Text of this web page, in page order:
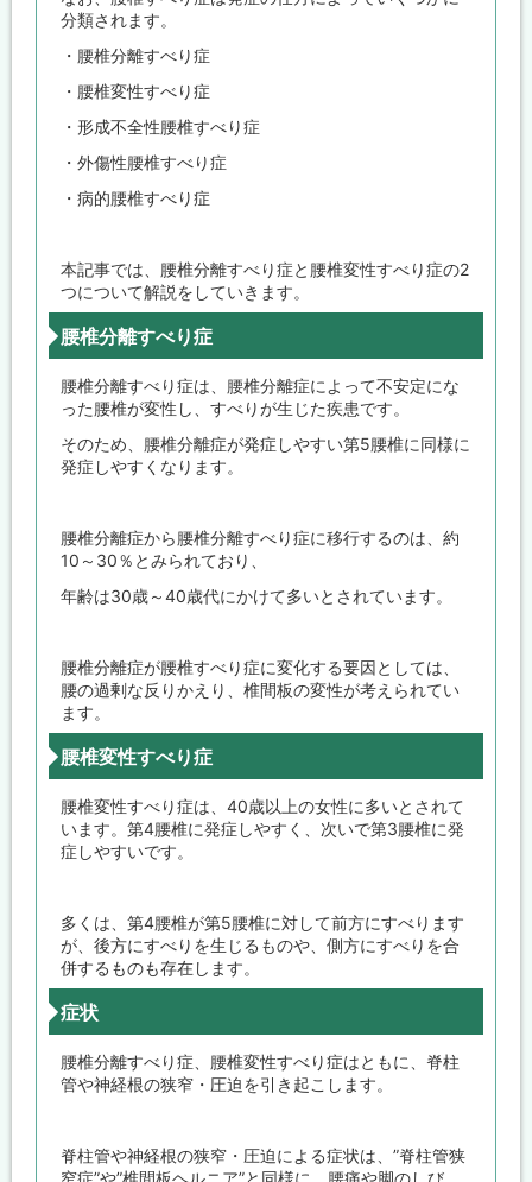
分類されます。
・腰椎分離すべり症
・腰椎変性すべり症
・形成不全性腰椎すべり症
・外傷性腰椎すべり症
・病的腰椎すべり症
本記事では、腰椎分離すべり症と腰椎変性すべり症の2
つについて解説をしていきます。
腰椎分離すべり症
腰椎分離すべり症は、腰椎分離症によって不安定にな
った腰椎が変性し、すべりが生じた疾患です。
そのため、腰椎分離症が発症しやすい第5腰椎に同様に
発症しやすくなります。
腰椎分離症から腰椎分離すべり症に移行するのは、約
10～30％とみられており、
年齢は30歳～40歳代にかけて多いとされています。
腰椎分離症が腰椎すべり症に変化する要因としては、
腰の過剰な反りかえり、椎間板の変性が考えられてい
ます。
腰椎変性すべり症
腰椎変性すべり症は、40歳以上の女性に多いとされて
います。第4腰椎に発症しやすく、次いで第3腰椎に発
症しやすいです。
多くは、第4腰椎が第5腰椎に対して前方にすべります
が、後方にすべりを生じるものや、側方にすべりを合
併するものも存在します。
症状
腰椎分離すべり症、腰椎変性すべり症はともに、脊柱
管や神経根の狭窄・圧迫を引き起こします。
脊柱管や神経根の狭窄・圧迫による症状は、”脊柱管狭